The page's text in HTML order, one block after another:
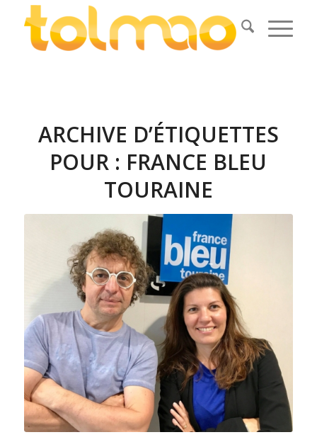
ARCHIVE D’ÉTIQUETTES
POUR : FRANCE BLEU
TOURAINE